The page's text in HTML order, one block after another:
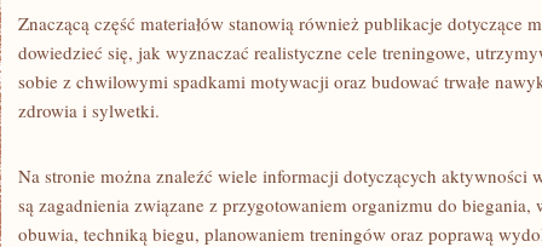
Znaczącą część materiałów stanowią również publikacje dotyczące
dowiedzieć się, jak wyznaczać realistyczne cele treningowe,
sobie z chwilowymi spadkami motywacji oraz budować trwałe
zdrowia i sylwetki.
Na stronie można znaleźć wiele informacji dotyczących aktywności
są zagadnienia związane z przygotowaniem organizmu do
obuwia, techniką biegu, planowaniem treningów oraz poprawą